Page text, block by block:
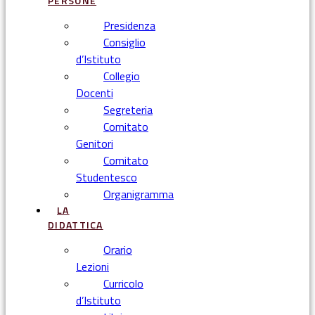
Presidenza
Consiglio
d’Istituto
Collegio
Docenti
Segreteria
Comitato
Genitori
Comitato
Studentesco
Organigramma
LA
DIDATTICA
Orario
Lezioni
Curricolo
d’Istituto